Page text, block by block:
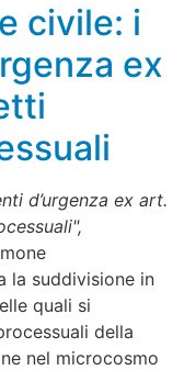
civile: i
ex
d’urgenza ex art.
la suddivisione in
quali si
della
nel microcosmo